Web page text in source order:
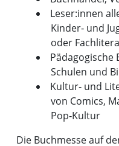
Leser:innen
Kinder‑ und
oder
Pädagogische
Schulen und
Kultur‑ und
von Comics,
Pop‑Kultur
Die Buchmesse auf